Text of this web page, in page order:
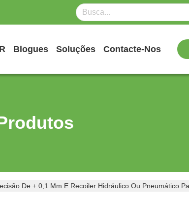
Blogues Soluções Contacte-Nos
De ± 0,1 Mm E Recoiler Hidráulico Ou Pneumático